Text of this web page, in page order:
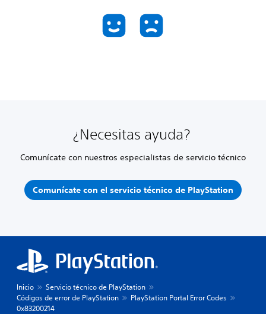
¿Necesitas ayuda?
Comunícate con nuestros especialistas de servicio técnico
Comunícate con el servicio técnico de PlayStation
Inicio
Servicio técnico de PlayStation
Códigos de error de PlayStation
PlayStation Portal Error Codes
0x83200214